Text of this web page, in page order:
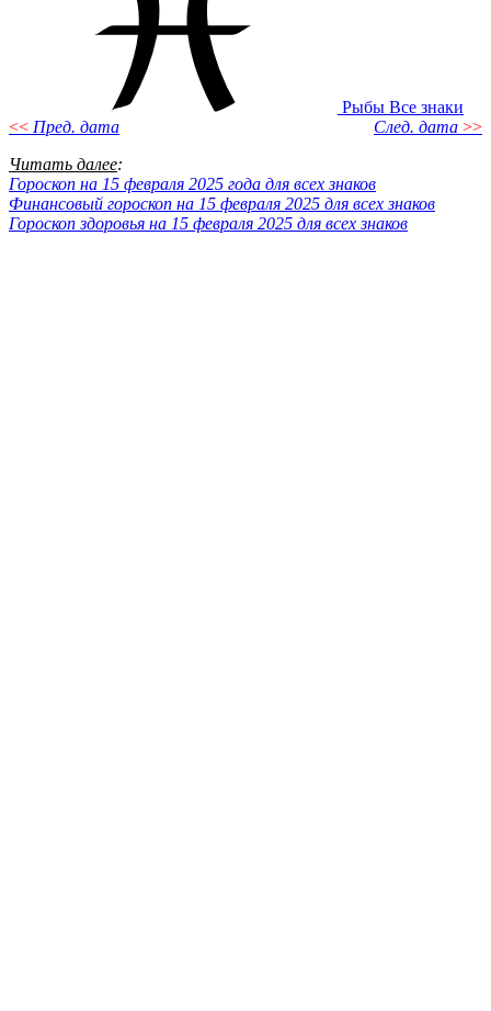
Рыбы Все знаки
<< Пред. дата След. дата >>
Читать далее:
Гороскоп на 15 февраля 2025 года для всех знаков
Финансовый гороскоп на 15 февраля 2025 для всех знаков
Гороскоп здоровья на 15 февраля 2025 для всех знаков